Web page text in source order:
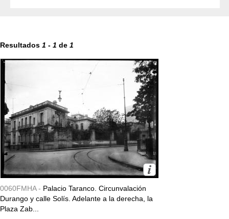
Resultados 1 - 1 de 1
0060FMHA - Palacio Taranco. Circunvalación
Durango y calle Solís. Adelante a la derecha, la
Plaza Zab...